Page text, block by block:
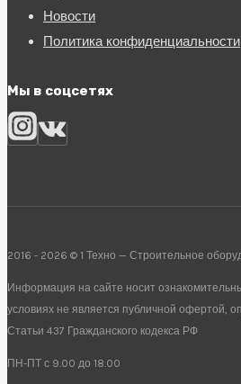
Новости
Политика конфиденциальности
Мы в соцсетях
2016 - 2026 © 1 Техно — Строительное
Информация на сайте носит
условиях не является публичной офертой,
Статьи 437 Гражданского кодекса РФ
ПН-ПТ с 9.00 до 18.00